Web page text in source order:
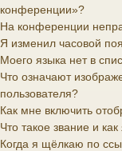
конференции»?
На конференции
Я изменил часовой
Моего языка нет в
Что означают
пользователя?
Как мне включить
Что такое звание и
Когда я щёлкаю по